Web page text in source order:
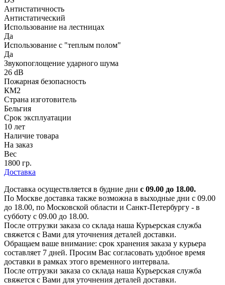
Антистатичность
Антистатический
Использование на лестницах
Да
Использование с "теплым полом"
Да
Звукопоглощение ударного шума
26 dB
Пожарная безопасность
КМ2
Страна изготовитель
Бельгия
Срок эксплуатации
10 лет
Наличие товара
На заказ
Вес
1800 гр.
Доставка
Доставка осуществляется в будние дни с 09.00 до 18.00.
По Москве доставка также возможна в выходные дни с 09.00
до 18.00, по Московской области и Санкт-Петербургу - в
субботу с 09.00 до 18.00.
После отгрузки заказа со склада наша Курьерская служба
свяжется с Вами для уточнения деталей доставки.
Обращаем ваше внимание: срок хранения заказа у курьера
составляет 7 дней. Просим Вас согласовать удобное время
доставки в рамках этого временного интервала.
После отгрузки заказа со склада наша Курьерская служба
свяжется с Вами для уточнения деталей доставки.